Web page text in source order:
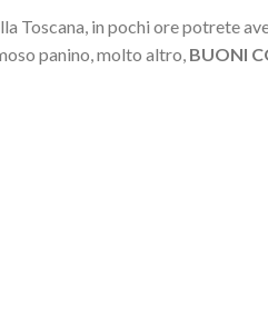
in pochi ore potrete
panino, molto altro, BUONI